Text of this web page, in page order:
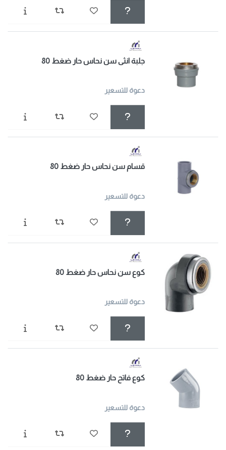
جلبة انثى سن نحاس حار ضغط 80
دعوة للتسعير
قسام سن نحاس حار ضغط 80
دعوة للتسعير
كوع سن نحاس حار ضغط 80
دعوة للتسعير
كوع فاتح حار ضغط 80
دعوة للتسعير